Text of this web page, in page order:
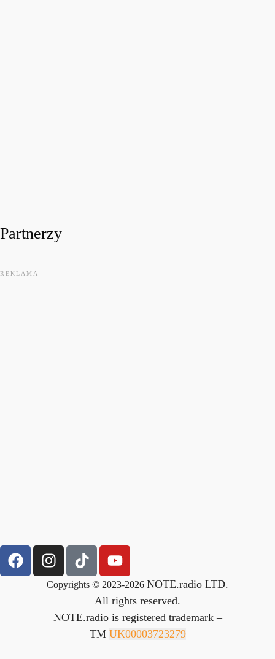
Partnerzy
Copyrights © 2023-2026 NOTE.radio LTD.
All rights reserved.
NOTE.radio is registered trademark –
TM UK00003723279